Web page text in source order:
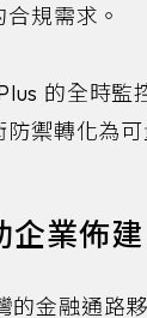
規需求。
的全時監
禦轉化為
業佈建
的金融通路